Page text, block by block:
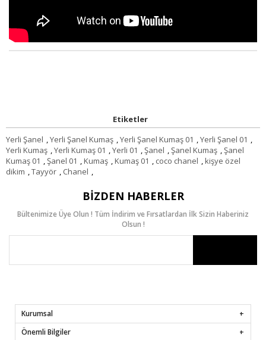
Etiketler
Yerli Şanel ,Yerli Şanel Kumaş ,Yerli Şanel Kumaş 01 ,Yerli Şanel 01 ,
Yerli Kumaş ,Yerli Kumaş 01 ,Yerli 01 ,Şanel ,Şanel Kumaş ,Şanel
Kumaş 01 ,Şanel 01 ,Kumaş ,Kumaş 01 , coco chanel ,kişye özel
dikim ,Tayyör , Chanel ,
BIZDEN HABERLER
Bültenimize Üye Olun ! Tüm İndirim ve Fırsatlardan İlk Sizin Haberiniz
Olsun !
Kurumsal
Önemli Bilgiler